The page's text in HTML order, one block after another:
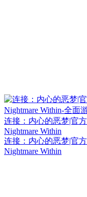
连接：内心的恶梦|官
Nightmare Within
连接：内心的恶梦|官
Nightmare Within